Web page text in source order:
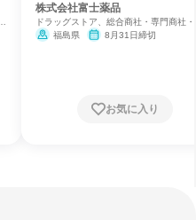
株式会社富士薬品
ドラッグストア、総合商社・専門商社
売、製薬
福島県 8月31日締切
お気に入り